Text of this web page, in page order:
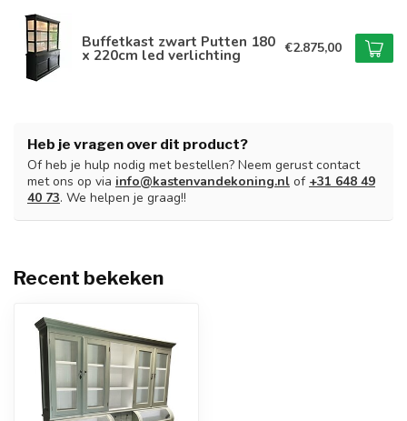
Buffetkast zwart Putten 180
x 220cm led verlichting €2.875,00
Heb je vragen over dit product?
Of heb je hulp nodig met bestellen? Neem gerust contact
met ons op via info@kastenvandekoning.nl of +31 648 49
40 73. We helpen je graag!!
Recent bekeken